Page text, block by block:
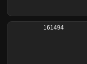
161494